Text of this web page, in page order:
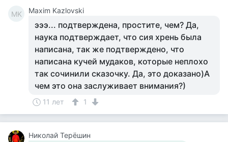
MK Maxim Kazlovski
эээ... подтверждена, простите, чем? Да,
наука подтверждает, что сия хрень была
написана, так же подтверждено, что
написана кучей мудаков, которые неплохо
так сочинили сказочку. Да, это доказано)А
чем это она заслуживает внимания?)
11 лет 1
Николай Терёшин